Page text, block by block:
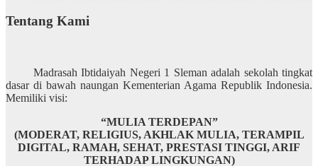
Tentang Kami
Madrasah Ibtidaiyah Negeri 1 Sleman adalah sekolah tingkat
dasar di bawah naungan Kementerian Agama Republik Indonesia.
Memiliki visi:
“MULIA TERDEPAN”
(MODERAT, RELIGIUS, AKHLAK MULIA, TERAMPIL
DIGITAL, RAMAH, SEHAT, PRESTASI TINGGI, ARIF
TERHADAP LINGKUNGAN)